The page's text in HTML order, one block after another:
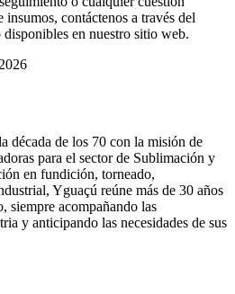
contáctenos a través del
en nuestro sitio web.
década de los 70 con la misión de
para el sector de Sublimación y
en fundición, torneado,
Yguaçú reúne más de 30 años
siempre acompañando las
y anticipando las necesidades de sus